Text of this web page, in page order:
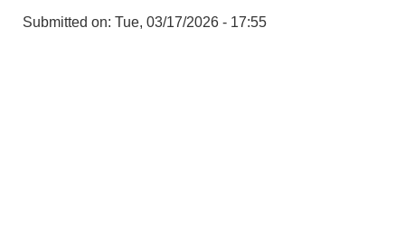
Submitted on: Tue, 03/17/2026 - 17:55